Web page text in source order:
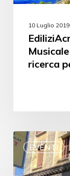
10 Luglio 2019
ricerca
EVENTI